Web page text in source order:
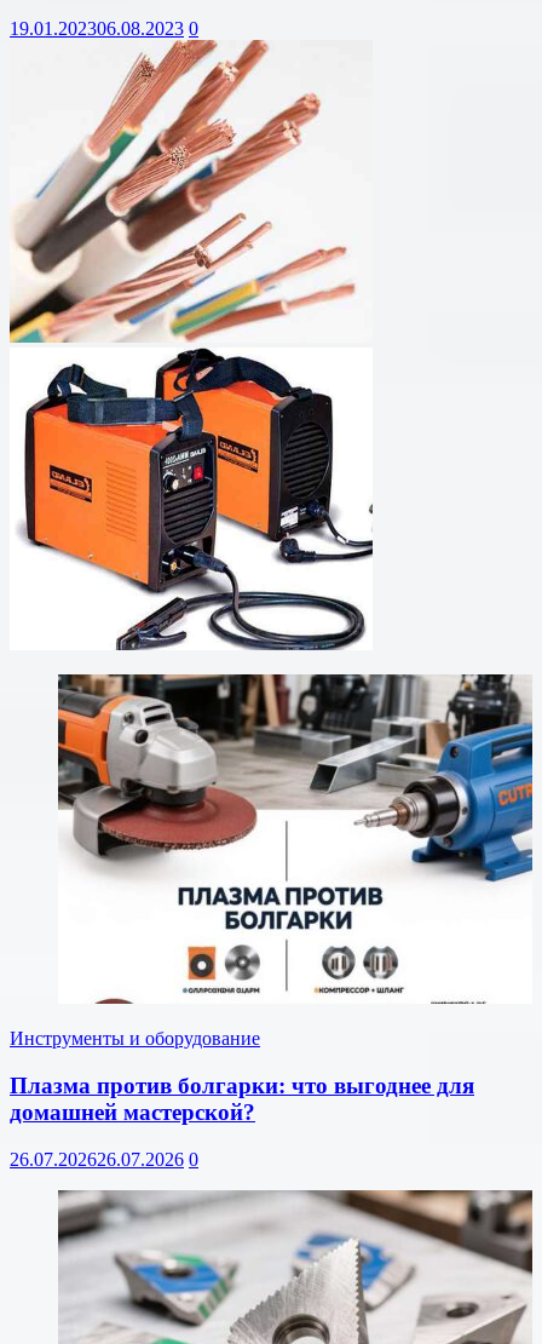
19.01.202306.08.2023 0
Инструменты и оборудование
Плазма против болгарки: что выгоднее для
домашней мастерской?
26.07.202626.07.2026 0